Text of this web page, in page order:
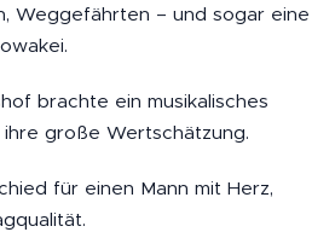
Weggefährten – und sogar eine
brachte ein musikalisches
große Wertschätzung.
für einen Mann mit Herz,